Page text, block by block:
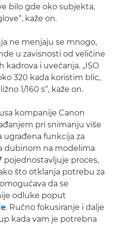
bilo gde oko subjekta,
kaže on.
ne menjaju se mnogo,
u zavisnosti od veličine
i uvećanja. „ISO
320 kada koristim blic,
1/160 s“, kaže on.
kompanije Canon
pri snimanju više
funkcija za
dubinom na modelima
pojednostavljuje proces,
što otklanja potrebu za
da se
odluke poput
. Ručno fokusiranje i dalje
kada vam je potrebna